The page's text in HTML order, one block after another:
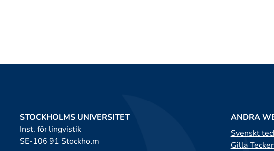
STOCKHOLMS UNIVERSITET
Inst. för lingvistik
SE-106 91 Stockholm
ANDRA
Svenskt
Gilla Tecken